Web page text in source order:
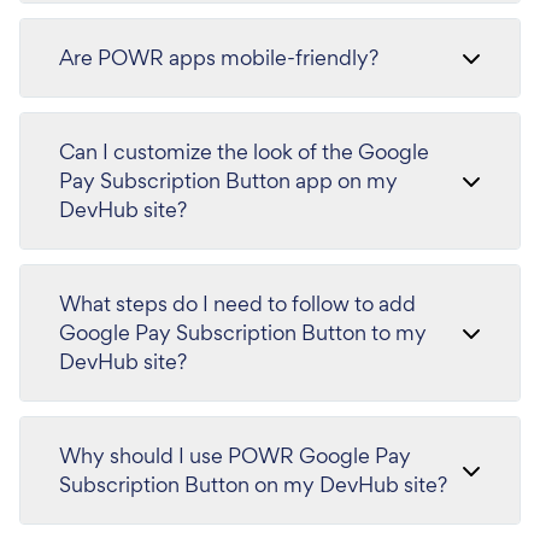
Are POWR apps mobile-friendly?
Can I customize the look of the Google
Pay Subscription Button app on my
DevHub site?
What steps do I need to follow to add
Google Pay Subscription Button to my
DevHub site?
Why should I use POWR Google Pay
Subscription Button on my DevHub site?